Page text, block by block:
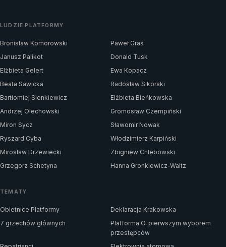
LUDZIE PLATFORMY
Bronisław Komorowski
Paweł Graś
Janusz Palikot
Donald Tusk
Elżbieta Gelert
Ewa Kopacz
Beata Sawicka
Radosław Sikorski
Bartłomiej Sienkiewicz
Elżbieta Bieńkowska
Andrzej Olechowski
Gromosław Czempiński
Miron Sycz
Sławomir Nowak
Ryszard Cyba
Włodzimierz Karpiński
Mirosław Drzewiecki
Zbigniew Chlebowski
Grzegorz Schetyna
Hanna Gronkiewicz-Waltz
TEMATY
Obietnice Platformy
Deklaracja Krakowska
7 grzechów głównych
Platforma O. pierwszym wyborem
przestępców